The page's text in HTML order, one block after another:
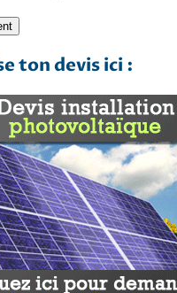
ton devis ici :